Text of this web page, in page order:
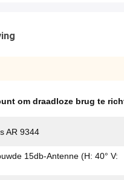
om draadloze brug te
AR 9344
15db-Antenne (H: 40° V: